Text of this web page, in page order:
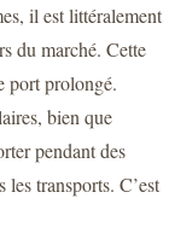
il est littéralement
du marché. Cette
port prolongé.
bien que
pendant des
les transports. C’est